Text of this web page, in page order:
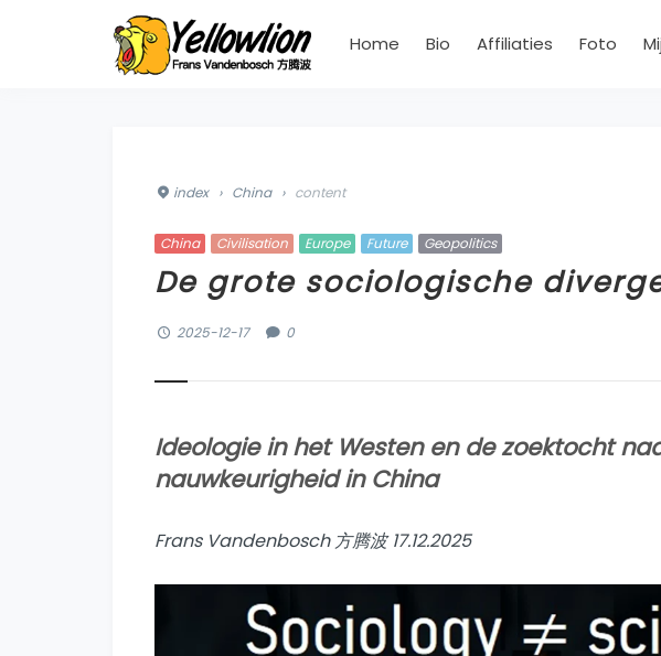
Home Bio Affiliaties Foto
index › China › content
China Civilisation Europe Future Geopolitics
De grote sociologische
2025-12-17 0
Ideologie in het Westen en de zoektocht
nauwkeurigheid in China
Frans Vandenbosch 方腾波 17.12.2025